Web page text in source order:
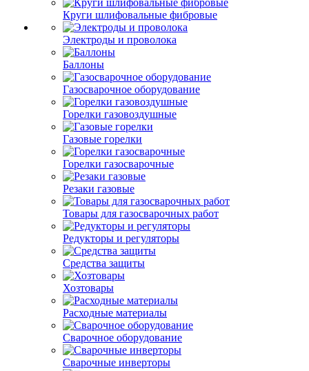
Круги шлифовальные фибровые
Электроды и проволока
Баллоны
Газосварочное оборудование
Горелки газовоздушные
Газовые горелки
Горелки газосварочные
Резаки газовые
Товары для газосварочных работ
Редукторы и регуляторы
Средства защиты
Хозтовары
Расходные материалы
Сварочное оборудование
Сварочные инверторы